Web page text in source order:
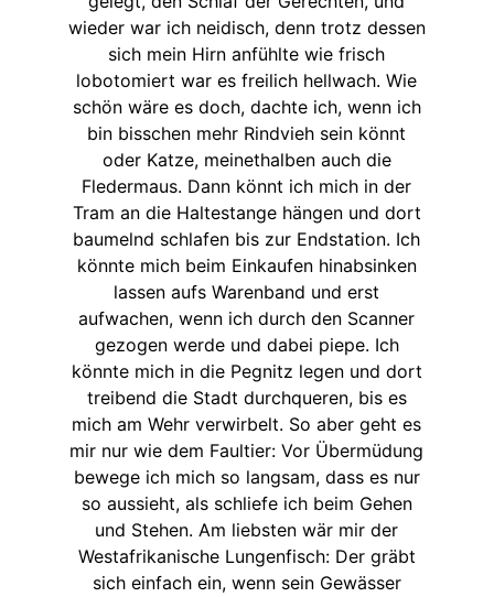
wieder war ich neidisch, denn trotz dessen
sich mein Hirn anfühlte wie frisch
lobotomiert war es freilich hellwach. Wie
schön wäre es doch, dachte ich, wenn ich
bin bisschen mehr Rindvieh sein könnt
oder Katze, meinethalben auch die
Fledermaus. Dann könnt ich mich in der
Tram an die Haltestange hängen und dort
baumelnd schlafen bis zur Endstation. Ich
könnte mich beim Einkaufen hinabsinken
lassen aufs Warenband und erst
aufwachen, wenn ich durch den Scanner
gezogen werde und dabei piepe. Ich
könnte mich in die Pegnitz legen und dort
treibend die Stadt durchqueren, bis es
mich am Wehr verwirbelt. So aber geht es
mir nur wie dem Faultier: Vor Übermüdung
bewege ich mich so langsam, dass es nur
so aussieht, als schliefe ich beim Gehen
und Stehen. Am liebsten wär mir der
Westafrikanische Lungenfisch: Der gräbt
sich einfach ein, wenn sein Gewässer